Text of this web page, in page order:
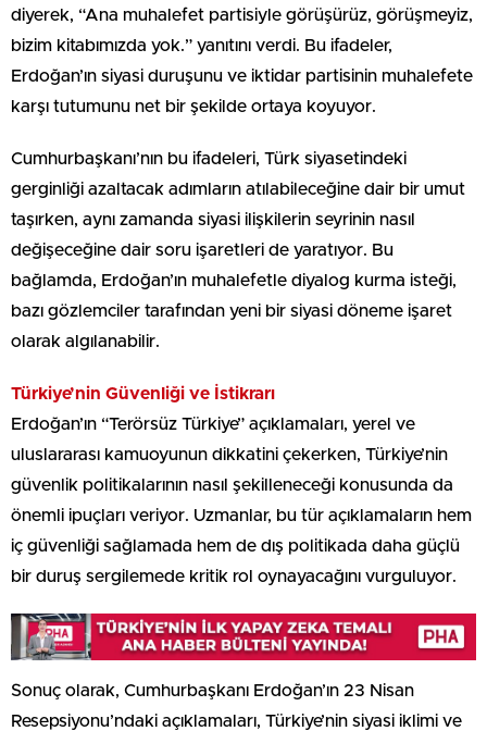
diyerek, “Ana muhalefet partisiyle görüşürüz, görüşmeyiz,
bizim kitabımızda yok.” yanıtını verdi. Bu ifadeler,
Erdoğan’ın siyasi duruşunu ve iktidar partisinin muhalefete
karşı tutumunu net bir şekilde ortaya koyuyor.
Cumhurbaşkanı’nın bu ifadeleri, Türk siyasetindeki
gerginliği azaltacak adımların atılabileceğine dair bir umut
taşırken, aynı zamanda siyasi ilişkilerin seyrinin nasıl
değişeceğine dair soru işaretleri de yaratıyor. Bu
bağlamda, Erdoğan’ın muhalefetle diyalog kurma isteği,
bazı gözlemciler tarafından yeni bir siyasi döneme işaret
olarak algılanabilir.
Türkiye’nin Güvenliği ve İstikrarı
Erdoğan’ın “Terörsüz Türkiye” açıklamaları, yerel ve
uluslararası kamuoyunun dikkatini çekerken, Türkiye’nin
güvenlik politikalarının nasıl şekilleneceği konusunda da
önemli ipuçları veriyor. Uzmanlar, bu tür açıklamaların hem
iç güvenliği sağlamada hem de dış politikada daha güçlü
bir duruş sergilemede kritik rol oynayacağını vurguluyor.
Sonuç olarak, Cumhurbaşkanı Erdoğan’ın 23 Nisan
Resepsiyonu’ndaki açıklamaları, Türkiye’nin siyasi iklimi ve